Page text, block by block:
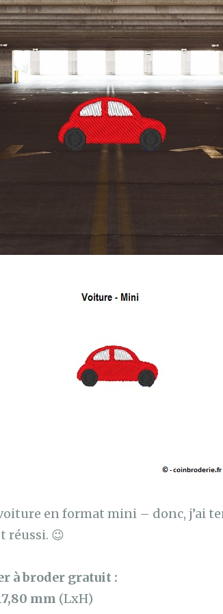
en format mini – donc, j’ai
réussi. 😉
à broder gratuit :
mm (LxH)